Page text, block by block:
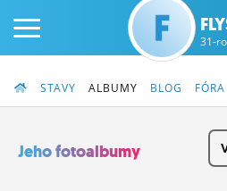
31-
STAVY ALBUMY BLOG FÓRA
Jeho fotoalbumy